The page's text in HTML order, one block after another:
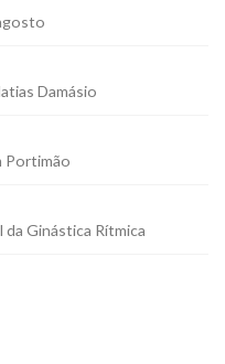
Damásio
Portimão
Ginástica Rítmica